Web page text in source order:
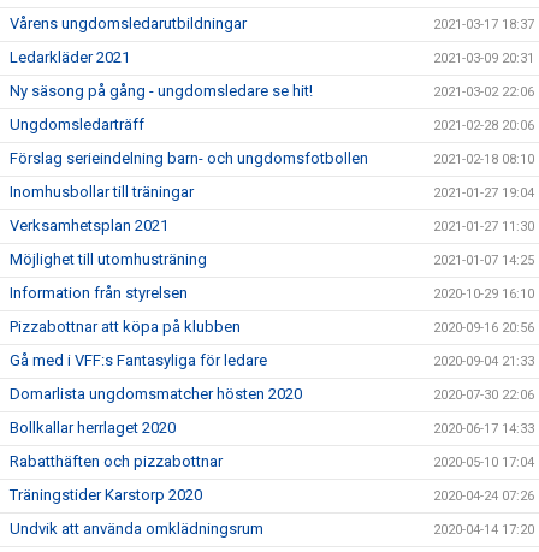
Vårens ungdomsledarutbildningar 2021-03-17 18:37
Ledarkläder 2021 2021-03-09 20:31
Ny säsong på gång - ungdomsledare se hit! 2021-03-02 22:06
Ungdomsledarträff 2021-02-28 20:06
Förslag serieindelning barn- och ungdomsfotbollen 2021-02-18 08:10
Inomhusbollar till träningar 2021-01-27 19:04
Verksamhetsplan 2021 2021-01-27 11:30
Möjlighet till utomhusträning 2021-01-07 14:25
Information från styrelsen 2020-10-29 16:10
Pizzabottnar att köpa på klubben 2020-09-16 20:56
Gå med i VFF:s Fantasyliga för ledare 2020-09-04 21:33
Domarlista ungdomsmatcher hösten 2020 2020-07-30 22:06
Bollkallar herrlaget 2020 2020-06-17 14:33
Rabatthäften och pizzabottnar 2020-05-10 17:04
Träningstider Karstorp 2020 2020-04-24 07:26
Undvik att använda omklädningsrum 2020-04-14 17:20